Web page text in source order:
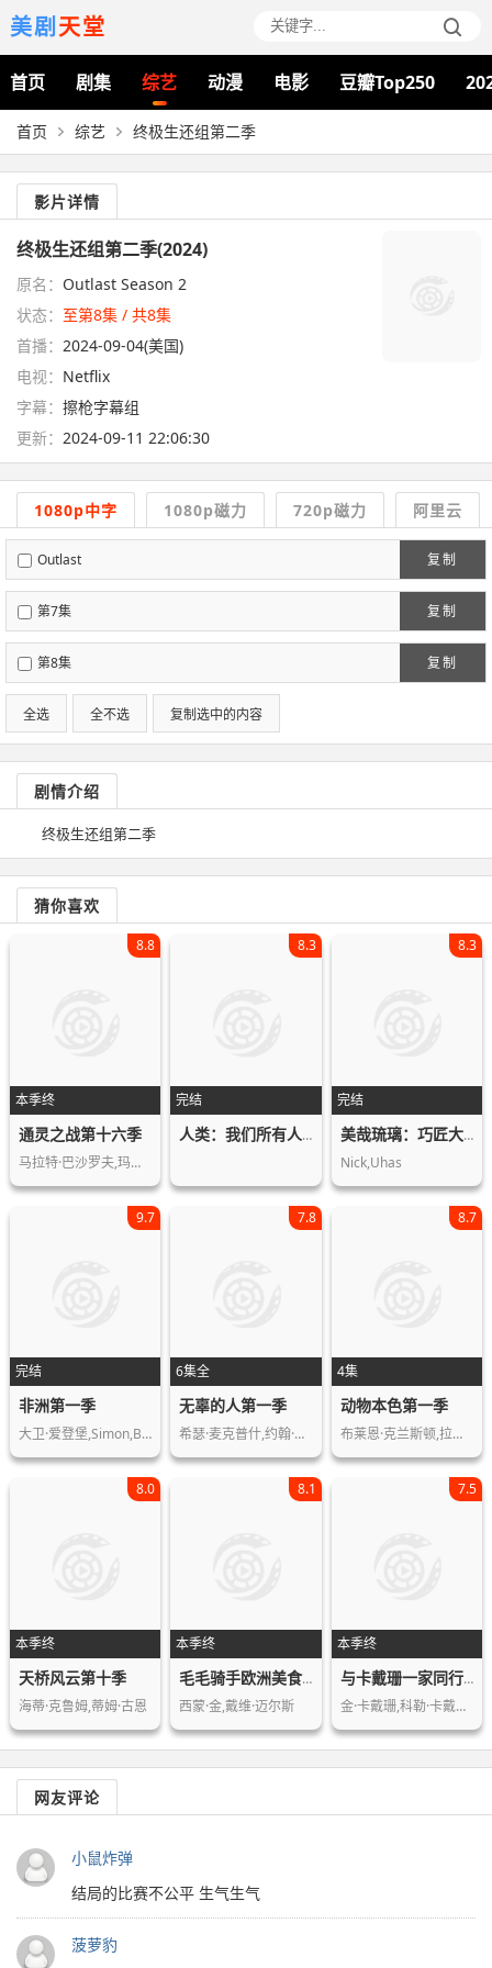
美剧天堂
首页 剧集 综艺 动漫 电影 豆瓣Top250
首页 综艺 终极生还组第二季
影片详情
终极生还组第二季(2024)
原名： Outlast Season 2
状态： 至第8集 / 共8集
首播： 2024-09-04(美国)
电视： Netflix
字幕： 擦枪字幕组
更新： 2024-09-11 22:06:30
1080p中字 1080p磁力 720p磁力 阿里云
复制
Outlast
复制
第7集
复制
第8集
全选 全不选 复制选中的内容
剧情介绍
终极生还组第二季
猜你喜欢
本季终
8.8
通灵之战第十六季
马拉特·巴沙罗夫,玛丽莲·克罗
完结
8.3
人类：我们所有人的故事
完结
8.3
美哉琉璃：巧匠大比拼第一季
Nick,Uhas
完结
9.7
非洲第一季
大卫·爱登堡,Simon,Blakeney,Bi…
6集全
7.8
无辜的人第一季
希瑟·麦克普什,约翰·格里森姆,Barr…
4集
8.7
动物本色第一季
布莱恩·克兰斯顿,拉什达·琼斯,蕾蓓尔…
本季终
8.0
天桥风云第十季
海蒂·克鲁姆,蒂姆·古恩
本季终
8.1
毛毛骑手欧洲美食历险记第一季
西蒙·金,戴维·迈尔斯
本季终
7.5
与卡戴珊一家同行第四季
金·卡戴珊,科勒·卡戴珊,葛妮·卡戴珊…
网友评论
小鼠炸弹
结局的比赛不公平 生气生气
菠萝豹